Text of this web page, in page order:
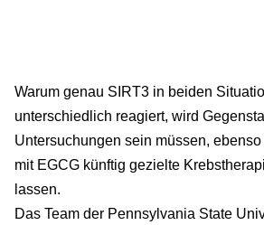
Warum genau SIRT3 in beiden
unterschiedlich reagiert, wird
Untersuchungen sein müssen,
mit EGCG künftig gezielte
lassen.
Das Team der Pennsylvania State